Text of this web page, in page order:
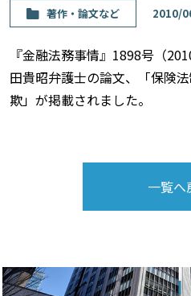
著作・論⽂など 2010/
『金融法務事情』1898号（
田貴昭弁護士の論文、「保険
欺」が掲載されました。
一覧へ